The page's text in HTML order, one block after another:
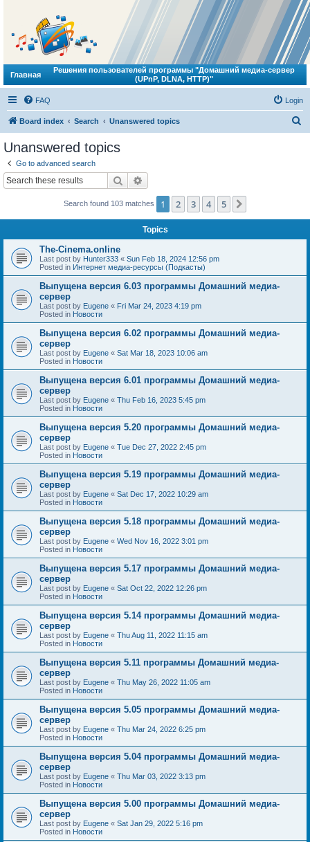
Главная
Решения пользователей программы "Домашний медиа-сервер
(UPnP, DLNA, HTTP)"
FAQ Login
Board index Search Unanswered topics
Unanswered topics
Go to advanced search
Search
Search found 103 matches 1 2 3 4 5
Topics
The-Cinema.online
Last post by Hunter333 « Sun Feb 18, 2024 12:56 pm
Posted in Интернет медиа-ресурсы (Подкасты)
Выпущена версия 6.03 программы Домашний медиа-
сервер
Last post by Eugene « Fri Mar 24, 2023 4:19 pm
Posted in Новости
Выпущена версия 6.02 программы Домашний медиа-
сервер
Last post by Eugene « Sat Mar 18, 2023 10:06 am
Posted in Новости
Выпущена версия 6.01 программы Домашний медиа-
сервер
Last post by Eugene « Thu Feb 16, 2023 5:45 pm
Posted in Новости
Выпущена версия 5.20 программы Домашний медиа-
сервер
Last post by Eugene « Tue Dec 27, 2022 2:45 pm
Posted in Новости
Выпущена версия 5.19 программы Домашний медиа-
сервер
Last post by Eugene « Sat Dec 17, 2022 10:29 am
Posted in Новости
Выпущена версия 5.18 программы Домашний медиа-
сервер
Last post by Eugene « Wed Nov 16, 2022 3:01 pm
Posted in Новости
Выпущена версия 5.17 программы Домашний медиа-
сервер
Last post by Eugene « Sat Oct 22, 2022 12:26 pm
Posted in Новости
Выпущена версия 5.14 программы Домашний медиа-
сервер
Last post by Eugene « Thu Aug 11, 2022 11:15 am
Posted in Новости
Выпущена версия 5.11 программы Домашний медиа-
сервер
Last post by Eugene « Thu May 26, 2022 11:05 am
Posted in Новости
Выпущена версия 5.05 программы Домашний медиа-
сервер
Last post by Eugene « Thu Mar 24, 2022 6:25 pm
Posted in Новости
Выпущена версия 5.04 программы Домашний медиа-
сервер
Last post by Eugene « Thu Mar 03, 2022 3:13 pm
Posted in Новости
Выпущена версия 5.00 программы Домашний медиа-
сервер
Last post by Eugene « Sat Jan 29, 2022 5:16 pm
Posted in Новости